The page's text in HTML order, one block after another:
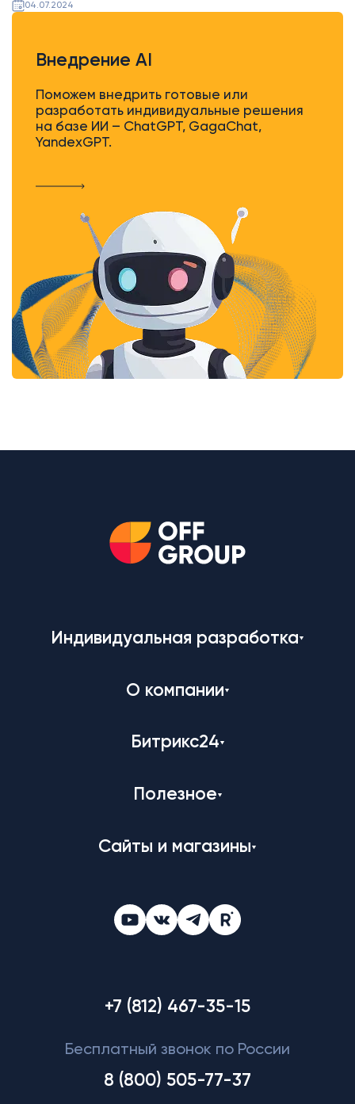
04.07.2024
Внедрение AI
Поможем внедрить готовые или
разработать индивидуальные решения
на базе ИИ – ChatGPT, GagaChat,
YandexGPT.
Индивидуальная разработка
О компании
Битрикс24
Полезное
Сайты и магазины
+7 (812) 467-35-15
Бесплатный звонок по России
8 (800) 505-77-37